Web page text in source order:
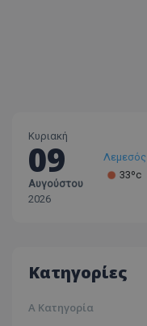
Κυριακή
09
Αυγούστου
2026
Λεμεσός
33ºc
Κατηγορίες
Α Κατηγορία